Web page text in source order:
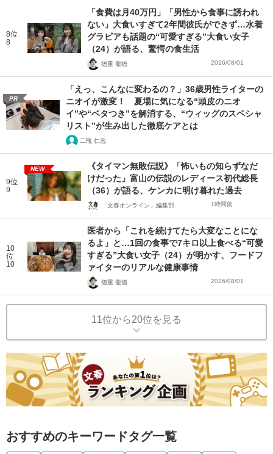
8位
8
「食費は月40万円」「男性から食事に誘われ
ない」大食いすぎて2年間彼氏ができず…水着
グラビアも話題の“可愛すぎる”大食い女子
（24）が語る、驚愕の食生活
徳重 龍徳 2026/08/01
PR
「えっ、こんなに変わるの？」36歳男性ライターの
ニオイが激変！ 夏場に気になる“頭皮のニオ
イ”や“ベタつき”を解消する、“ウィッグのスペシャ
リスト”が生み出した徹底ケアとは
二瓶 仁志
9位
9
NEW
《タイマン無敗伝説》「怖いもの知らずなだ
けだった」富山の伝説のレディース初代総長
（36）が語る、ケンカに明け暮れた過去
「文春オンライン」編集部 1時間前
10
位
10
医者から「これを続けてたら大変なことにな
るよ」と…1回の食事で7キロ以上食べる“可愛
すぎる”大食い女子（24）が明かす、フードフ
ァイターのリアルな健康事情
徳重 龍徳 2026/08/01
11位から20位を見る
おすすめのキーワードタグ一覧